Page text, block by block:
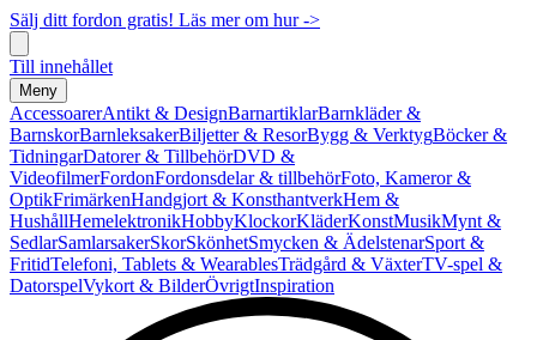
Sälj ditt fordon gratis! Läs mer om hur ->
Till innehållet
Meny
AccessoarerAntikt & DesignBarnartiklarBarnkläder &
BarnskorBarnleksakerBiljetter & ResorBygg & VerktygBöcker &
TidningarDatorer & TillbehörDVD &
VideofilmerFordonFordonsdelar & tillbehörFoto, Kameror &
OptikFrimärkenHandgjort & KonsthantverkHem &
HushållHemelektronikHobbyKlockorKläderKonstMusikMynt &
SedlarSamlarsakerSkorSkönhetSmycken & ÄdelstenarSport &
FritidTelefoni, Tablets & WearablesTrädgård & VäxterTV-spel &
DatorspelVykort & BilderÖvrigtInspiration